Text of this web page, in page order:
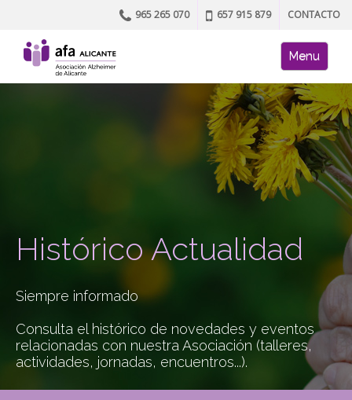
965 265 070 657 915 879 CONTACTO
AFA site
Skip to content
Menu
Histórico Actualidad
Siempre informado
Consulta el histórico de novedades y eventos
relacionadas con nuestra Asociación (talleres,
actividades, jornadas, encuentros...).